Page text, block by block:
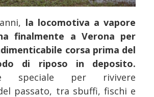
la locomotiva a vapore
finalmente a Verona per
corsa prima del
di riposo in deposito.
speciale per rivivere
passato, tra sbuffi, fischi e